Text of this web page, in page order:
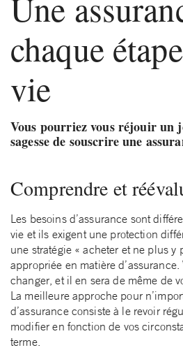
chaque
vie
Vous pourriez vous réjouir un
sagesse de souscrire une
Comprendre et
Les besoins d’assurance sont
vie et ils exigent une protection
une stratégie « acheter et ne plus y
appropriée en matière
changer, et il en sera de même de
La meilleure approche pour
d’assurance consiste à le revoir
modifier en fonction de vos
terme.